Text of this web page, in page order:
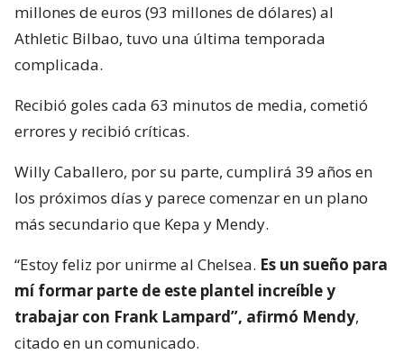
millones de euros (93 millones de dólares) al
Athletic Bilbao, tuvo una última temporada
complicada.
Recibió goles cada 63 minutos de media, cometió
errores y recibió críticas.
Willy Caballero, por su parte, cumplirá 39 años en
los próximos días y parece comenzar en un plano
más secundario que Kepa y Mendy.
“Estoy feliz por unirme al Chelsea. Es un sueño para
mí formar parte de este plantel increíble y
trabajar con Frank Lampard”, afirmó Mendy,
citado en un comunicado.